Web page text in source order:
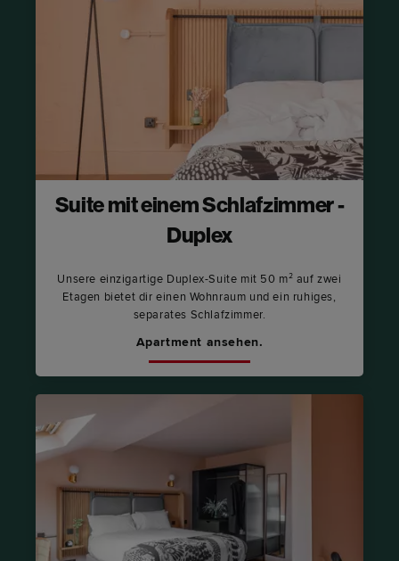
Suite mit einem Schlafzimmer -
Duplex
Unsere einzigartige Duplex-Suite mit 50 m² auf zwei
Etagen bietet dir einen Wohnraum und ein ruhiges,
separates Schlafzimmer.
Apartment ansehen.